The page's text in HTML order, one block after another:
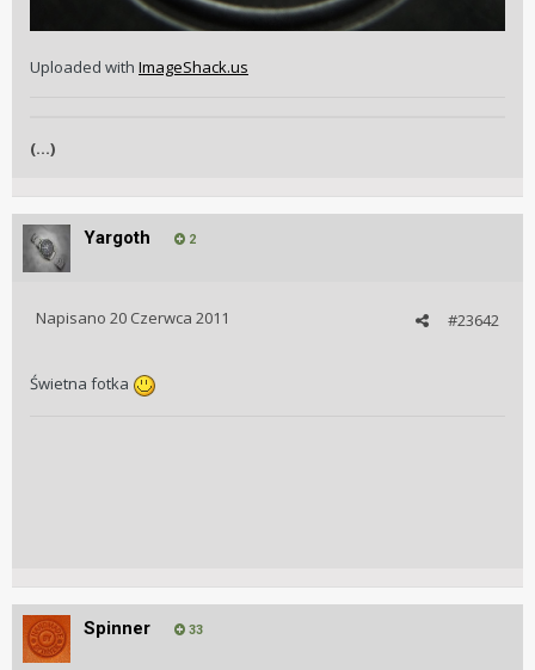
Uploaded with ImageShack.us
(...)
Yargoth 2
#23642
Napisano 20 Czerwca 2011
Świetna fotka
Spinner 33